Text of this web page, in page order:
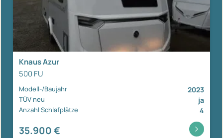
Knaus Azur
500 FU
Modell-/Baujahr 2023
TÜV neu ja
Anzahl Schlafplätze 4
35.900 €